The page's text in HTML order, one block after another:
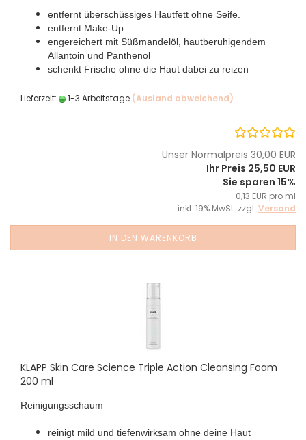
entfernt überschüssiges Hautfett ohne Seife.
entfernt Make-Up
engereichert mit Süßmandelöl, hautberuhigendem
Allantoin und Panthenol
schenkt Frische ohne die Haut dabei zu reizen
Lieferzeit: 1-3 Arbeitstage (Ausland abweichend)
Unser Normalpreis 30,00 EUR
Ihr Preis 25,50 EUR
Sie sparen 15%
0,13 EUR pro ml
inkl. 19% MwSt. zzgl. Versand
IN DEN WARENKORB
KLAPP Skin Care Science Triple Action Cleansing Foam
200 ml
Reinigungsschaum
reinigt mild und tiefenwirksam ohne deine Haut